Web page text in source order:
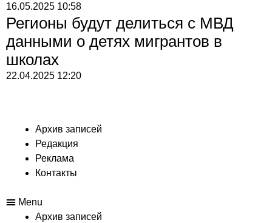
16.05.2025 10:58
Регионы будут делиться с МВД
данными о детях мигрантов в
школах
22.04.2025 12:20
Архив записей
Редакция
Реклама
Контакты
Menu
Архив записей